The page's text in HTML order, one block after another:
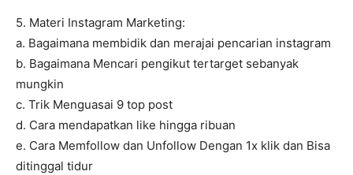
5. Materi Instagram Marketing:
a. Bagaimana membidik dan merajai pencarian instagram
b. Bagaimana Mencari pengikut tertarget sebanyak
mungkin
c. Trik Menguasai 9 top post
d. Cara mendapatkan like hingga ribuan
e. Cara Memfollow dan Unfollow Dengan 1x klik dan Bisa
ditinggal tidur